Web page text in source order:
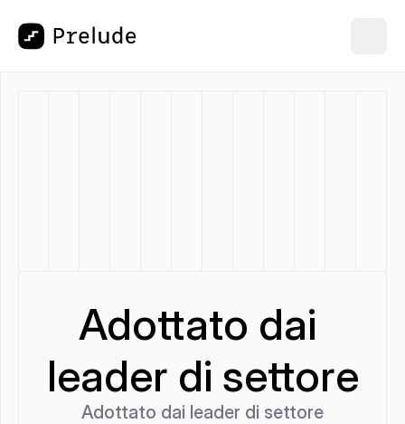
Adottato dai
leader di settore
Adottato dai leader di settore